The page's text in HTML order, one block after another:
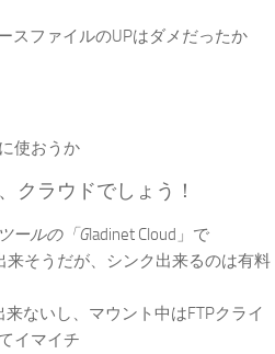
スファイルのUPはダメだったか
使おうか
クラウドでしょう！
ールの「Gladinet Cloud」で
来そうだが、シンク出来るのは有料
ないし、マウント中はFTPクライ
イマイチ